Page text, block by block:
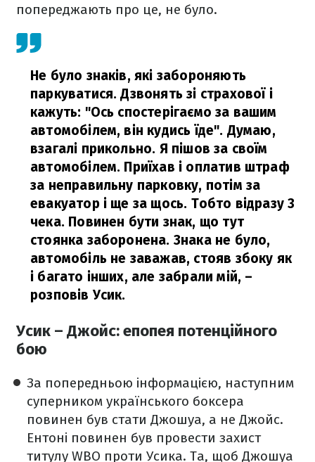
попереджають про це, не було.
Не було знаків, які забороняють
паркуватися. Дзвонять зі страхової і
кажуть: "Ось спостерігаємо за вашим
автомобілем, він кудись їде". Думаю,
взагалі прикольно. Я пішов за своїм
автомобілем. Приїхав і оплатив штраф
за неправильну парковку, потім за
евакуатор і ще за щось. Тобто відразу 3
чека. Повинен бути знак, що тут
стоянка заборонена. Знака не було,
автомобіль не заважав, стояв збоку як
і багато інших, але забрали мій, –
розповів Усик.
Усик – Джойс: епопея потенційного
бою
За попередньою інформацією, наступним
суперником українського боксера
повинен був стати Джошуа, а не Джойс.
Ентоні повинен був провести захист
титулу WBO проти Усика. Та, щоб Джошуа